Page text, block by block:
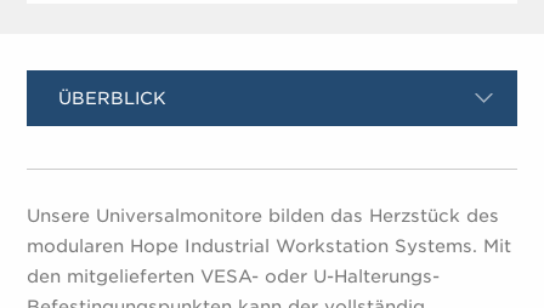
ÜBERBLICK
Unsere Universalmonitore bilden das Herzstück des
modularen Hope Industrial Workstation Systems. Mit
den mitgelieferten VESA- oder U-Halterungs-